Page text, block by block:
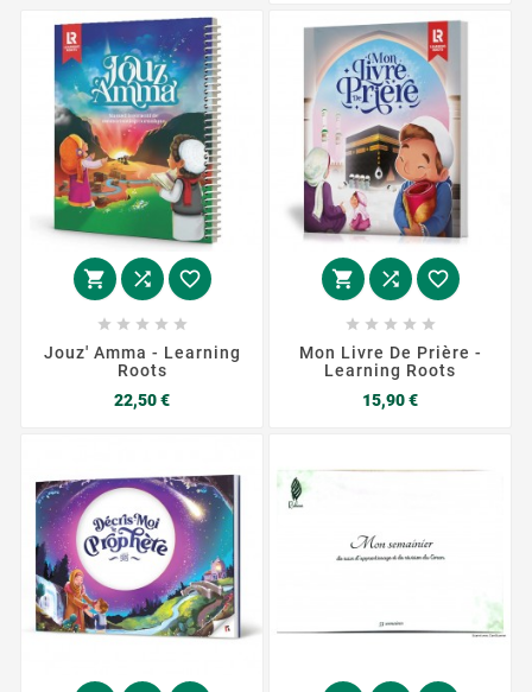
  
    
Jouz' Amma - Learning
Roots
22,50 €Prix
  
    
Mon Livre De Prière -
Learning Roots
15,90 €Prix